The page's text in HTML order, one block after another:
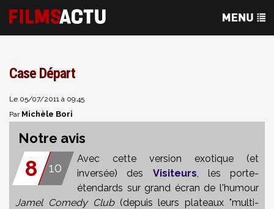
Case Départ
Le 05/07/2011 à 09:45
Par Michèle Bori
Notre avis
8 10
Avec cette version exotique (et
inversée) des Visiteurs, les porte-
étendards sur grand écran de l'humour
Jamel Comedy Club(depuis leurs plateaux "multi-